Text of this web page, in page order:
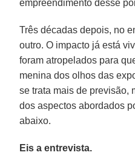
empreendimento desse
Três décadas depois, no
outro. O impacto já está
foram atropelados para
menina dos olhos das
se trata mais de previsão,
dos aspectos abordados
abaixo.
Eis a entrevista.